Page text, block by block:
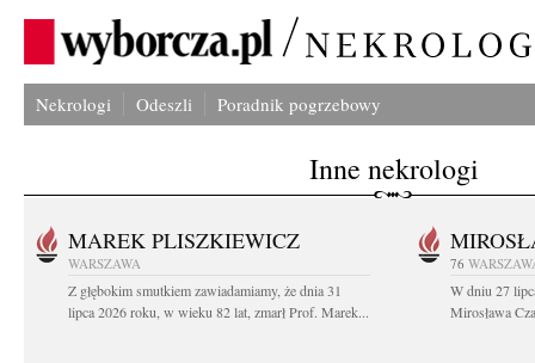
Nekrologi Odeszli Poradnik pogrzebowy
Inne nekrologi
MAREK PLISZKIEWICZ
WARSZAWA
Z głębokim smutkiem zawiadamiamy, że dnia 31
lipca 2026 roku, w wieku 82 lat, zmarł Prof. Marek...
76
W dniu 27
Mirosława